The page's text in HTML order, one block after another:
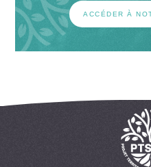
ACCÉDER À